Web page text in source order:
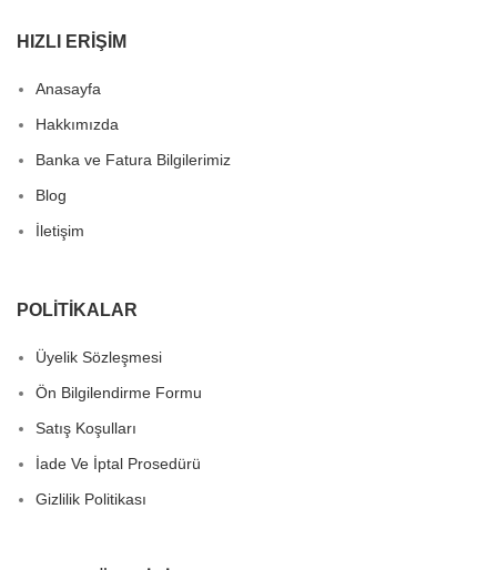
HIZLI ERIŞIM
Anasayfa
Hakkımızda
Banka ve Fatura Bilgilerimiz
Blog
İletişim
POLITIKALAR
Üyelik Sözleşmesi
Ön Bilgilendirme Formu
Satış Koşulları
İade Ve İptal Prosedürü
Gizlilik Politikası